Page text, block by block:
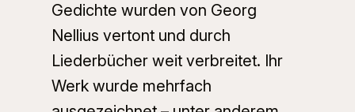
Gedichte wurden von Georg
Nellius vertont und durch
Liederbücher weit verbreitet. Ihr
Werk wurde mehrfach